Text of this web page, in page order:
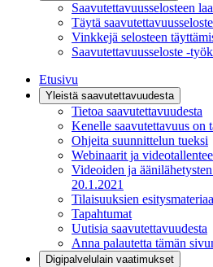
Saavutettavuus­selosteen
Täytä saavutettavuusseloste
Vinkkejä selosteen
Saavutettavuusseloste -
Etusivu
Yleistä saavutettavuudesta
Tietoa saavutettavuudesta
Kenelle saavutettavuus on
Ohjeita suunnittelun tueksi
Webinaarit ja
Videoiden ja
20.1.2021
Tilaisuuksien
Tapahtumat
Uutisia saavutettavuudesta
Anna palautetta tämän
Digipalvelulain vaatimukset